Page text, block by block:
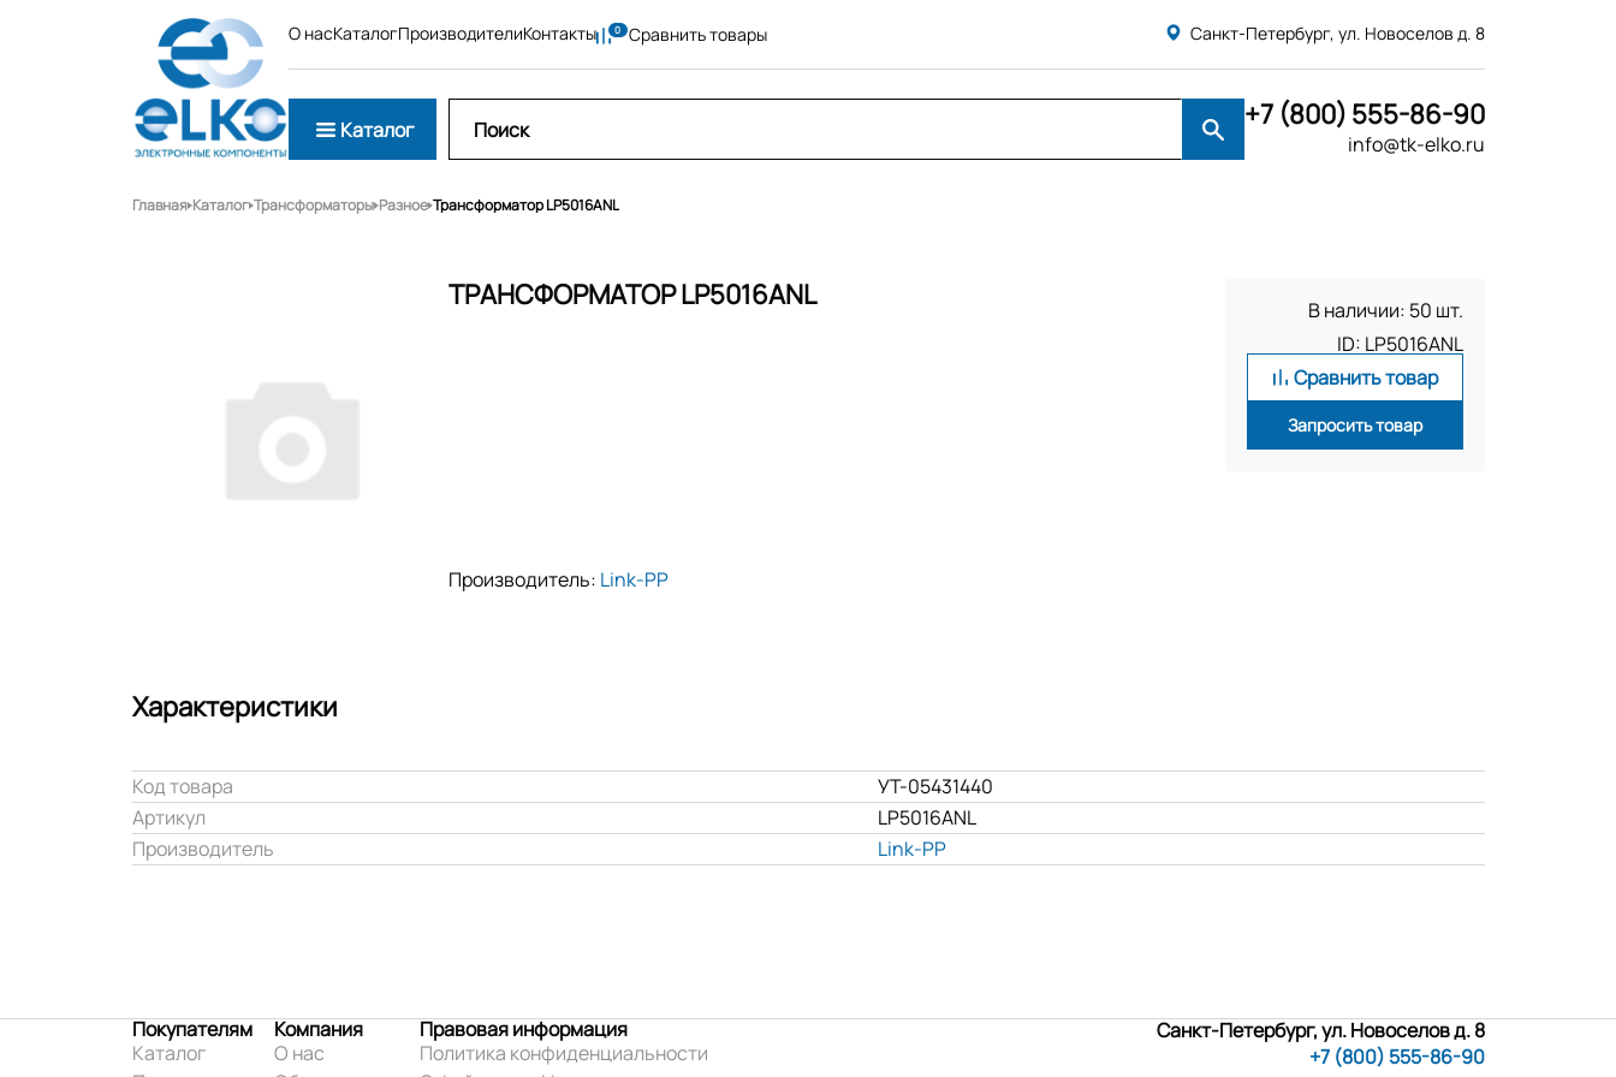
О насКаталогПроизводителиКонтакты Сравнить товары Санкт-Петербург, ул. Новоселов д. 8
Каталог +7 (800) 555-86-90
info@tk-elko.ru
Главная Каталог Трансформаторы Разное Трансформатор LP5016ANL
ТРАНСФОРМАТОР LP5016ANL
Производитель: Link-PP
В наличии: 50 шт.
ID: LP5016ANL
Сравнить товар
Запросить товар
Характеристики
Код товара
УТ-05431440
Артикул
LP5016ANL
Производитель
Link-PP
Покупателям
Каталог
Компания
О нас
Правовая информация
Политика конфиденциальности
Санкт-Петербург, ул. Новоселов д. 8
+7 (800) 555-86-90